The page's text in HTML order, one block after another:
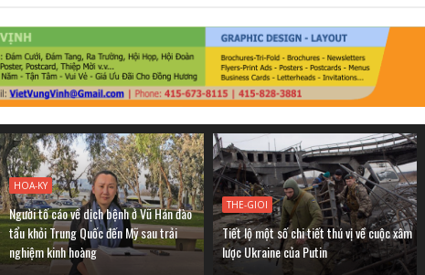
HOA-KY
Người tố cáo về dịch bệnh ở Vũ Hán đào
tẩu khỏi Trung Quốc đến Mỹ sau trải
nghiệm kinh hoàng
THE-GIOI
Tiết lộ một số chi tiết thú vị về cuộc xâm
lược Ukraine của Putin